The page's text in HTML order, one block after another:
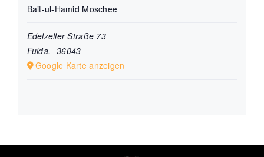
Bait-ul-Hamid Moschee
Edelzeller Straße 73
Fulda, 36043
Google Karte anzeigen